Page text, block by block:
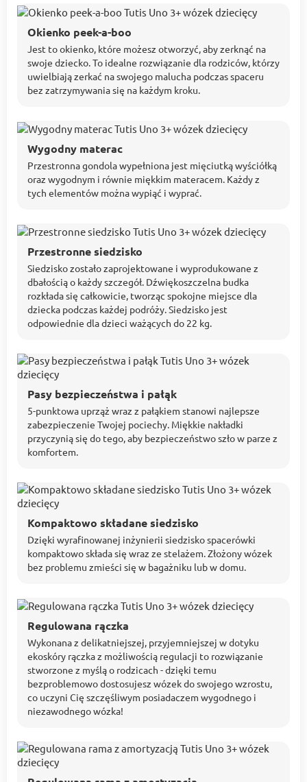
Okienko peek-a-boo
Jest to okienko, które możesz otworzyć, aby zerknąć na
swoje dziecko. To idealne rozwiązanie dla rodziców, którzy
uwielbiają zerkać na swojego malucha podczas spaceru
bez zatrzymywania się na każdym kroku.
Wygodny materac
Przestronna gondola wypełniona jest mięciutką wyściółką
oraz wygodnym i równie miękkim materacem. Każdy z
tych elementów można wypiąć i wyprać.
Przestronne siedzisko
Siedzisko zostało zaprojektowane i wyprodukowane z
dbałością o każdy szczegół. Dźwiękoszczelna budka
rozkłada się całkowicie, tworząc spokojne miejsce dla
dziecka podczas każdej podróży. Siedzisko jest
odpowiednie dla dzieci ważących do 22 kg.
Pasy bezpieczeństwa i pałąk
5-punktowa uprząż wraz z pałąkiem stanowi najlepsze
zabezpieczenie Twojej pociechy. Miękkie nakładki
przyczynią się do tego, aby bezpieczeństwo szło w parze z
komfortem.
Kompaktowo składane siedzisko
Dzięki wyrafinowanej inżynierii siedzisko spacerówki
kompaktowo składa się wraz ze stelażem. Złożony wózek
bez problemu zmieści się w bagażniku lub w domu.
Regulowana rączka
Wykonana z delikatniejszej, przyjemniejszej w dotyku
ekoskóry rączka z możliwością regulacji to rozwiązanie
stworzone z myślą o rodzicach - dzięki temu
bezproblemowo dostosujesz wózek do swojego wzrostu,
co uczyni Cię szczęśliwym posiadaczem wygodnego i
niezawodnego wózka!